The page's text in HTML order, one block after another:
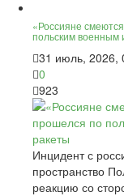
«Россияне
польским военным
31 июль, 2026,
0
923
Инцидент с
пространство
реакцию со